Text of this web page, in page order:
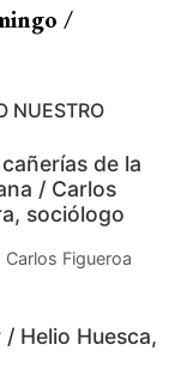
/
NUESTRO
de la
/ Carlos
sociólogo
Figueroa
Helio Huesca,